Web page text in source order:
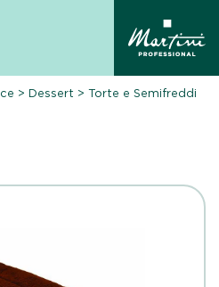
>Dessert >Torte e Semifreddi